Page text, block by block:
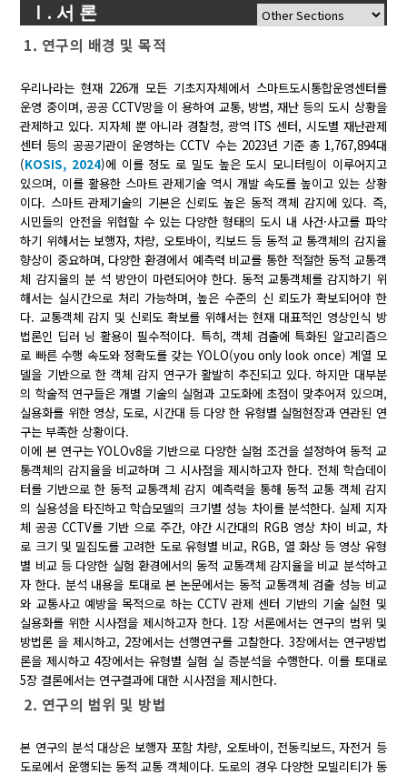
Ⅰ. 서 론
1. 연구의 배경 및 목적
우리나라는 현재 226개 모든 기초지자체에서 스마트도시통합운영센터를
운영 중이며, 공공 CCTV망을 이 용하여 교통, 방범, 재난 등의 도시 상황을
관제하고 있다. 지자체 뿐 아니라 경찰청, 광역 ITS 센터, 시도별 재난관제
센터 등의 공공기관이 운영하는 CCTV 수는 2023년 기준 총 1,767,894대
(KOSIS, 2024)에 이를 정도 로 밀도 높은 도시 모니터링이 이루어지고
있으며, 이를 활용한 스마트 관제기술 역시 개발 속도를 높이고 있는 상황
이다. 스마트 관제기술의 기본은 신뢰도 높은 동적 객체 감지에 있다. 즉,
시민들의 안전을 위협할 수 있는 다양한 형태의 도시 내 사건·사고를 파악
하기 위해서는 보행자, 차량, 오토바이, 킥보드 등 동적 교 통객체의 감지율
향상이 중요하며, 다양한 환경에서 예측력 비교를 통한 적절한 동적 교통객
체 감지율의 분 석 방안이 마련되어야 한다. 동적 교통객체를 감지하기 위
해서는 실시간으로 처리 가능하며, 높은 수준의 신 뢰도가 확보되어야 한
다. 교통객체 감지 및 신뢰도 확보를 위해서는 현재 대표적인 영상인식 방
법론인 딥러 닝 활용이 필수적이다. 특히, 객체 검출에 특화된 알고리즘으
로 빠른 수행 속도와 정확도를 갖는 YOLO(you only look once) 계열 모
델을 기반으로 한 객체 감지 연구가 활발히 추진되고 있다. 하지만 대부분
의 학술적 연구들은 개별 기술의 실험과 고도화에 초점이 맞추어져 있으며,
실용화를 위한 영상, 도로, 시간대 등 다양 한 유형별 실험현장과 연관된 연
구는 부족한 상황이다.
이에 본 연구는 YOLOv8을 기반으로 다양한 실험 조건을 설정하여 동적 교
통객체의 감지율을 비교하며 그 시사점을 제시하고자 한다. 전체 학습데이
터를 기반으로 한 동적 교통객체 감지 예측력을 통해 동적 교통 객체 감지
의 실용성을 타진하고 학습모델의 크기별 성능 차이를 분석한다. 실제 지자
체 공공 CCTV를 기반 으로 주간, 야간 시간대의 RGB 영상 차이 비교, 차
로 크기 및 밀집도를 고려한 도로 유형별 비교, RGB, 열 화상 등 영상 유형
별 비교 등 다양한 실험 환경에서의 동적 교통객체 감지율을 비교 분석하고
자 한다. 분석 내용을 토대로 본 논문에서는 동적 교통객체 검출 성능 비교
와 교통사고 예방을 목적으로 하는 CCTV 관제 센터 기반의 기술 실현 및
실용화를 위한 시사점을 제시하고자 한다. 1장 서론에서는 연구의 범위 및
방법론 을 제시하고, 2장에서는 선행연구를 고찰한다. 3장에서는 연구방법
론을 제시하고 4장에서는 유형별 실험 실 증분석을 수행한다. 이를 토대로
5장 결론에서는 연구결과에 대한 시사점을 제시한다.
2. 연구의 범위 및 방법
본 연구의 분석 대상은 보행자 포함 차량, 오토바이, 전동킥보드, 자전거 등
도로에서 운행되는 동적 교통 객체이다. 도로의 경우 다양한 모빌리티가 동